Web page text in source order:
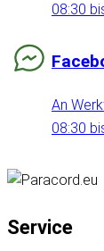
08:30
An
08:30
Service